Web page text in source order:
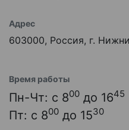
Адрес
603000, Россия, г.
Время работы
Пн-Чт: с 800 до 1645
Пт: с 800 до 1530